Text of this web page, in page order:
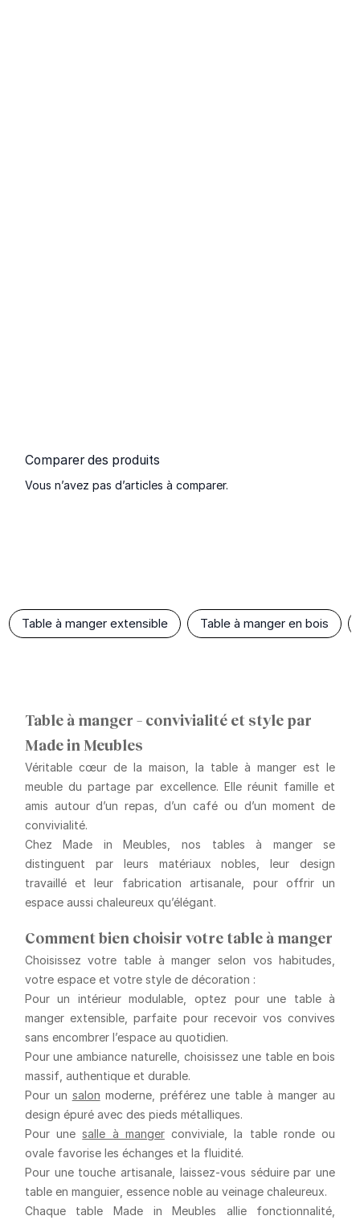
Table à manger extensible Table à manger en bois
Comparer des produits
Vous n’avez pas d’articles à comparer.
Table à manger – convivialité et style par
Made in Meubles
Véritable cœur de la maison, la table à manger est le
meuble du partage par excellence. Elle réunit famille et
amis autour d’un repas, d’un café ou d’un moment de
convivialité.
Chez Made in Meubles, nos tables à manger se
distinguent par leurs matériaux nobles , leurdesign
travailléet leur fabrication artisanale , pour offrir un
espace aussi chaleureux qu’élégant.
Comment bien choisir votre table à manger
Choisissez votre table à manger selon vos habitudes,
votre espace et votre style de décoration :
Pour un intérieur modulable , optez pour une table à
manger extensible , parfaite pour recevoir vos convives
sans encombrer l’espace au quotidien.
Pour une ambiance naturelle, choisissez une table en bois
massif, authentique et durable.
Pour un salon moderne, préférez une table à manger au
design épuréavec des pieds métalliques.
Pour unesalle à mangerconviviale , la table rondeou
ovalefavorise les échanges et la fluidité.
Pour une touche artisanale , laissez-vous séduire par une
table en manguier, essence noble au veinage chaleureux.
Chaque table Made in Meubles allie fonctionnalité,